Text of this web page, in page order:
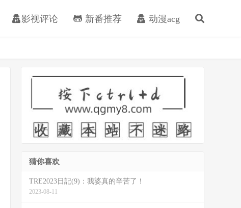
影视评论 新番推荐 动漫acg
猜你喜欢
TRE2023日記(9)：我婆真的辛苦了！
2023-08-11